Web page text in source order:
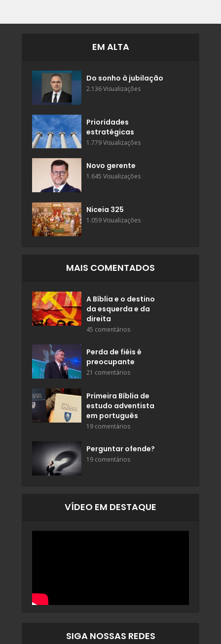
EM ALTA
Do sonho à jubilação
2.136 Visualizações
Prioridades
estratégicas
1.779 Visualizações
Novo gerente
1.645 Visualizações
Niceia 325
1.059 Visualizações
MAIS COMENTADOS
A Bíblia e o destino
da esquerda e da
direita
45 comentários
Perda de fiéis é
preocupante
21 comentários
Primeira Bíblia de
estudo adventista
em português
19 comentários
Perguntar ofende?
19 comentários
VÍDEO EM DESTAQUE
SIGA NOSSAS REDES